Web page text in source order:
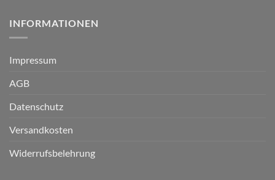
INFORMATIONEN
Impressum
AGB
Datenschutz
Versandkosten
Widerrufsbelehrung